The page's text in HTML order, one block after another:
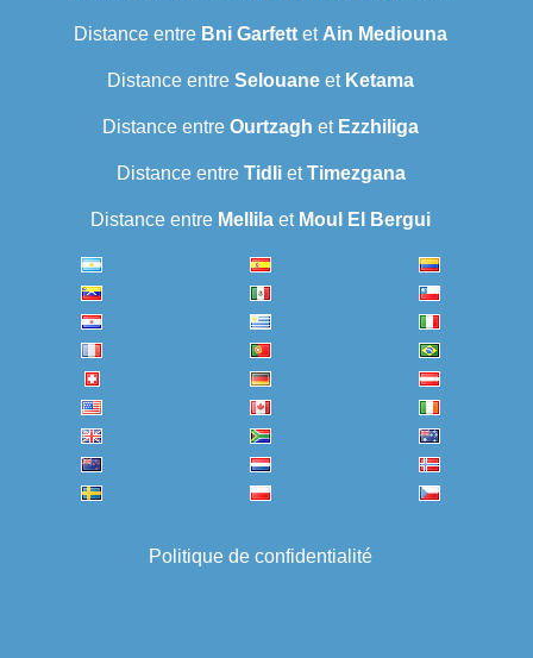
Distance entre Bni Garfett et Ain Mediouna
Distance entre Selouane et Ketama
Distance entre Ourtzagh et Ezzhiliga
Distance entre TidlietTimezgana
Distance entre Mellila et Moul El Bergui
Politique de confidentialité